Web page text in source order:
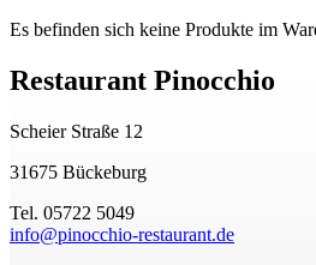
Es befinden sich keine Produkte im
Restaurant Pinocchio
Scheier Straße 12
31675 Bückeburg
Tel. 05722 5049
info@pinocchio-restaurant.de